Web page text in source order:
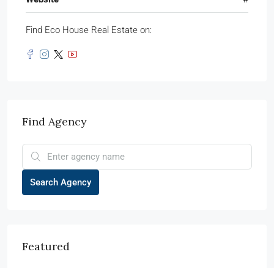
Find Eco House Real Estate on:
Find Agency
Search Agency
Featured